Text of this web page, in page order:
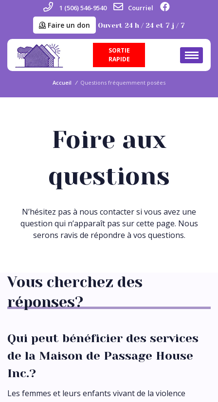
1 (506) 546-9540 Courriel
Faire un don Ouvert 24 h / 24 et 7 j / 7
SORTIE
RAPIDE
Accueil / Questions fréquemment posées
Foire aux
questions
N’hésitez pas à nous contacter si vous avez une
question qui n’apparaît pas sur cette page. Nous
serons ravis de répondre à vos questions.
Vous cherchez des
réponses?
Qui peut bénéficier des services
de la Maison de Passage House
Inc.?
Les femmes et leurs enfants vivant de la violence